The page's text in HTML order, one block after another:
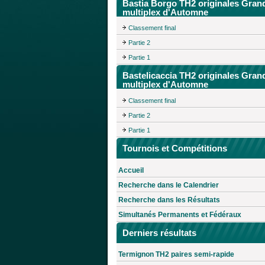
Bastia Borgo TH2 originales
multiplex d'Automne
Classement final
Partie 2
Partie 1
Bastelicaccia TH2 originales
multiplex d'Automne
Classement final
Partie 2
Partie 1
Tournois et Compétitions
Accueil
Recherche dans le Calendrier
Recherche dans les Résultats
Simultanés Permanents et Fédéraux
Derniers résultats
Termignon TH2 paires semi-rapide